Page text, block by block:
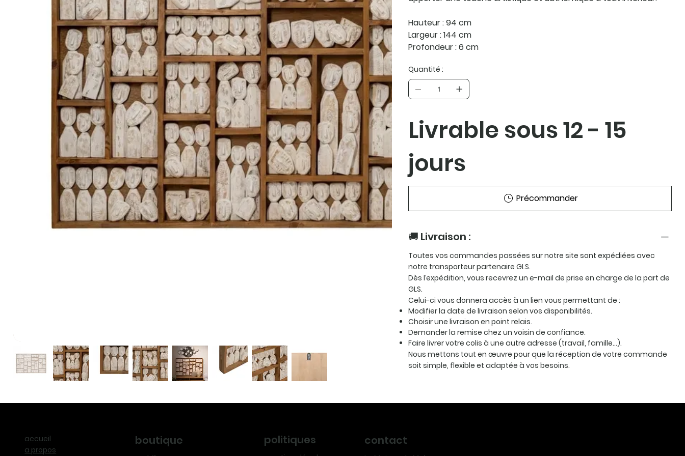
Hauteur : 94 cm
Largeur : 144 cm
Profondeur : 6 cm
Quantité :
Livrable sous 12 - 15
jours
Précommander
🚚 Livraison :
Toutes vos commandes passées sur notre site sont expédiées avec
notre transporteur partenaireGLS.
Dès l’expédition, vous recevrez un e-mail de prise en charge de la part de
GLS.
Celui-ci vous donnera accès à un lien vous permettant de :
Modifier la date de livraison selon vos disponibilités.
Choisir une livraison en point relais.
Demander la remise chez un voisin de confiance.
Faire livrer votre colis à une autre adresse (travail, famille…).
Nous mettons tout en œuvre pour que la réception de votre commande
soit simple, flexible et adaptée à vos besoins.
accueil
a propos
boutique politiques contact